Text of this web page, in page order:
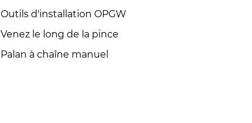
Outils d'installation OPGW
Venez le long de la pince
Palan à chaîne manuel